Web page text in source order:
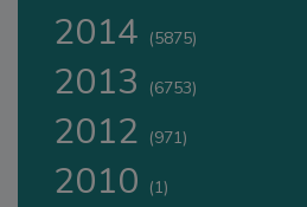
2014 (5875)
2013 (6753)
2012 (971)
2010 (1)